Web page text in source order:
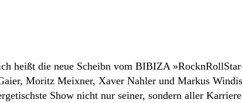
heißt die neue Scheibn vom BIBIZA
Moritz Meixner, Xaver Nahler und Markus
Show nicht nur seiner, sondern aller